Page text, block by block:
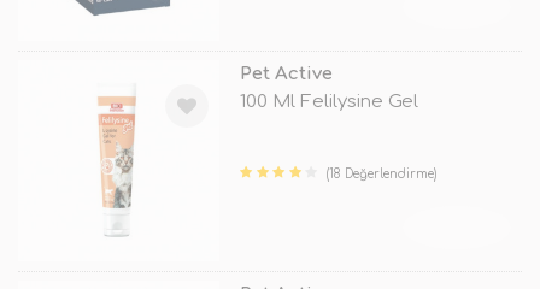
Pet Active
100 Ml Felilysine Gel
(18 Değerlendirme)